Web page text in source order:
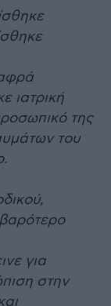
ιατρική
της
του
για
στην